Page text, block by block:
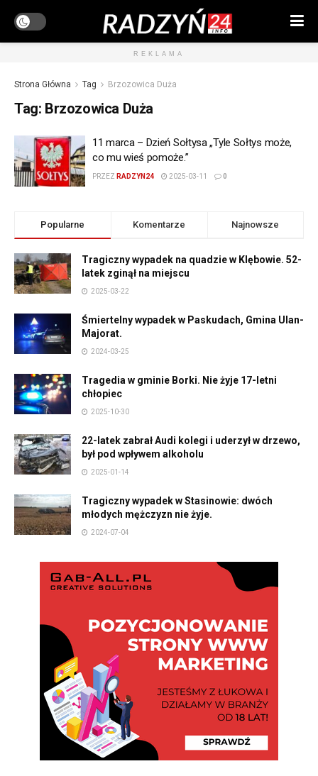
REKLAMA
Strona Główna Tag Brzozowica Duża
Tag: Brzozowica Duża
11 marca – Dzień Sołtysa „Tyle Sołtys może,
co mu wieś pomoże.”
PRZEZ RADZYN24 2025-03-11 0
Popularne Komentarze Najnowsze
Tragiczny wypadek na quadzie w Klębowie. 52-
latek zginął na miejscu
2025-03-22
Śmiertelny wypadek w Paskudach, Gmina Ulan-
Majorat.
2024-03-25
Tragedia w gminie Borki. Nie żyje 17-letni
chłopiec
2025-10-30
22-latek zabrał Audi kolegi i uderzył w drzewo,
był pod wpływem alkoholu
2025-01-14
Tragiczny wypadek w Stasinowie: dwóch
młodych mężczyzn nie żyje.
2024-07-04